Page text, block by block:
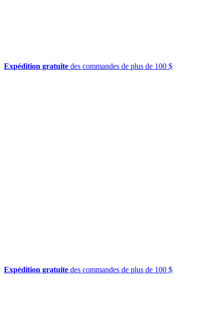
Expédition gratuite des commandes de plus de 100 $
Expédition gratuite des commandes de plus de 100 $